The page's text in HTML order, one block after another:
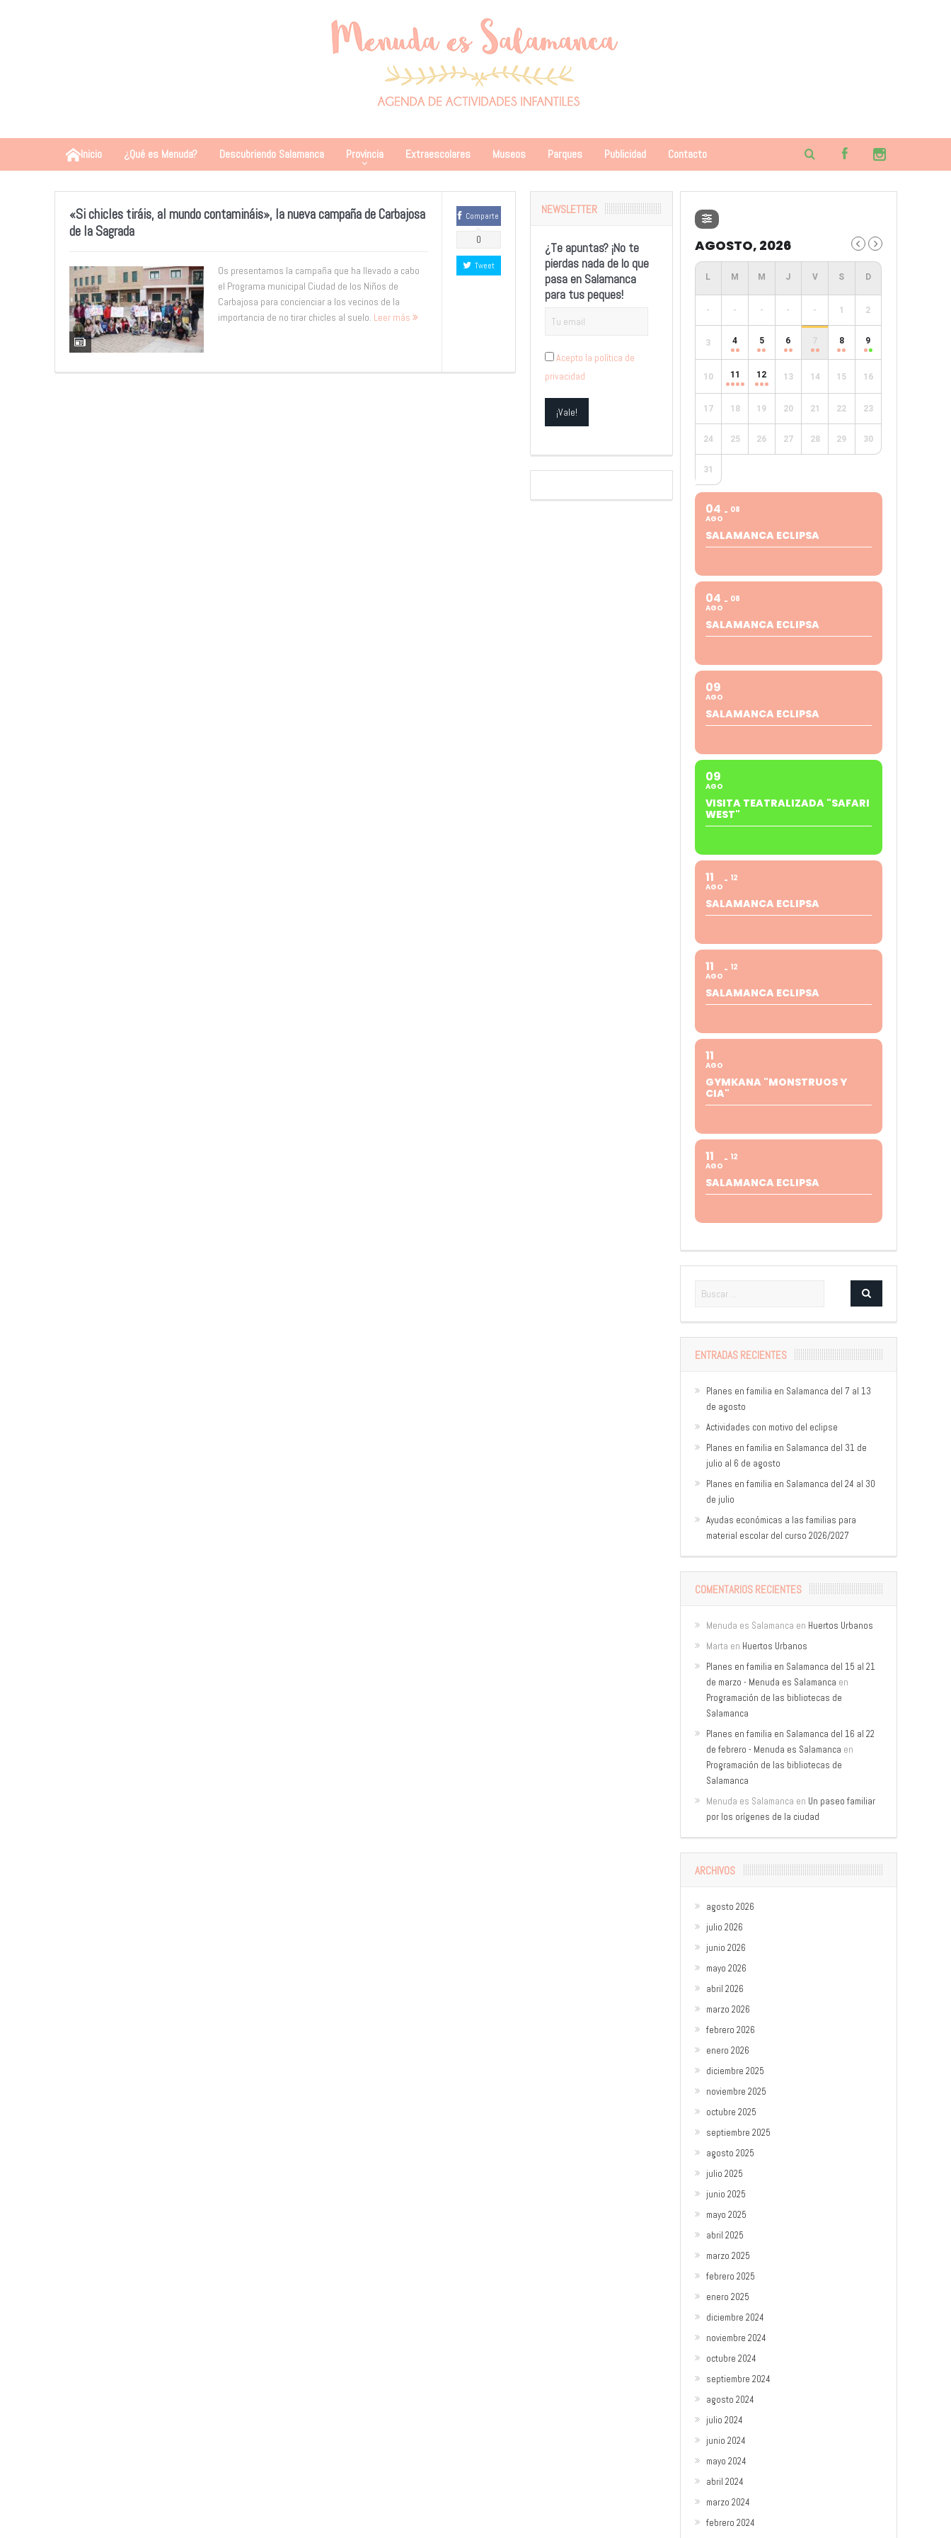
Inicio ¿Qué es Menuda? Descubriendo Salamanca Provincia Extraescolares Museos Parques Publicidad Contacto
«Si chicles tiráis, al mundo contamináis», la nueva campaña de Carbajosa
de la Sagrada
Os presentamos la campaña que ha llevado a cabo
el Programa municipal Ciudad de los Niños de
Carbajosa para concienciar a los vecinos de la
importancia de no tirar chicles al suelo. Leer más
Comparte
0
Tweet
NEWSLETTER
¿Te apuntas? ¡No te
pierdas nada de lo que
pasa en Salamanca
para tus peques!
Acepto la política de
privacidad
AGOSTO, 2026
- - - - - 1 2
3 4 5 6 7 8 9
10 11 12 13 14 15 16
17 18 19 20 21 22 23
24 25 26 27 28 29 30
31
04
AGO
08
SALAMANCA ECLIPSA
04
AGO
08
SALAMANCA ECLIPSA
09
AGO
SALAMANCA ECLIPSA
09
AGO
VISITA TEATRALIZADA "SAFARI
WEST"
11
AGO
12
SALAMANCA ECLIPSA
11
AGO
12
SALAMANCA ECLIPSA
11
AGO
GYMKANA "MONSTRUOS Y
CIA"
11
AGO
12
SALAMANCA ECLIPSA
ENTRADAS RECIENTES
Planes en familia en Salamanca del 7 al 13
de agosto
Actividades con motivo del eclipse
Planes en familia en Salamanca del 31 de
julio al 6 de agosto
Planes en familia en Salamanca del 24 al 30
de julio
Ayudas económicas a las familias para
material escolar del curso 2026/2027
COMENTARIOS RECIENTES
Menuda es Salamanca en Huertos Urbanos
Marta en Huertos Urbanos
Planes en familia en Salamanca del 15 al 21
de marzo - Menuda es Salamanca en
Programación de las bibliotecas de
Salamanca
Planes en familia en Salamanca del 16 al 22
de febrero - Menuda es Salamanca en
Programación de las bibliotecas de
Salamanca
Menuda es Salamanca en Un paseo familiar
por los orígenes de la ciudad
ARCHIVOS
agosto 2026
julio 2026
junio 2026
mayo 2026
abril 2026
marzo 2026
febrero 2026
enero 2026
diciembre 2025
noviembre 2025
octubre 2025
septiembre 2025
agosto 2025
julio 2025
junio 2025
mayo 2025
abril 2025
marzo 2025
febrero 2025
enero 2025
diciembre 2024
noviembre 2024
octubre 2024
septiembre 2024
agosto 2024
julio 2024
junio 2024
mayo 2024
abril 2024
marzo 2024
febrero 2024